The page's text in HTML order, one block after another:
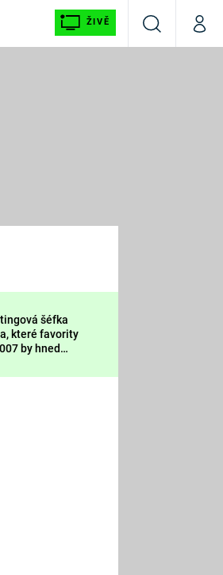
ŽIVĚ
VyhledáváníMůj
LAJK
nás
šéfka
které favority
by hned